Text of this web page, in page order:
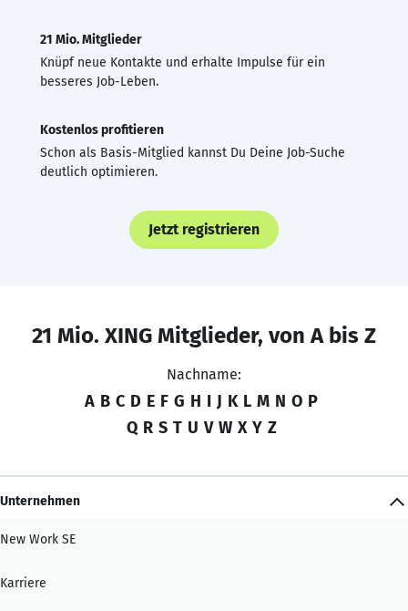
21 Mio. Mitglieder
Knüpf neue Kontakte und erhalte Impulse für ein
besseres Job-Leben.
Kostenlos profitieren
Schon als Basis-Mitglied kannst Du Deine Job-Suche
deutlich optimieren.
Jetzt registrieren
21 Mio. XING Mitglieder, von A bis Z
Nachname:
A B C D E F G H I J K L M N O P
Q R S T U V W X Y Z
Unternehmen
New Work SE
Karriere